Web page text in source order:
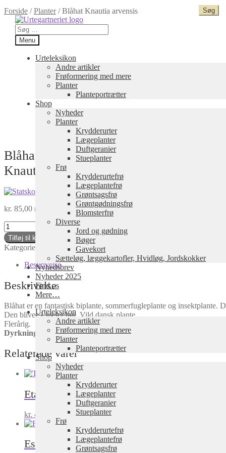
Spring
til
navigation
Spring
til
indhold
Søg
efter:
Menu
Urteleksikon
Andre artikler
Frøformering med mere
Planter
Planteportrætter
Shop
Nyheder
Planter
Krydderurter
Lægeplanter
Duftgeranier
Stueplanter
Frø
Krydderurtefrø
Lægeplantefrø
Grøntsagsfrø
Grøntgødningsfrø
Blomsterfrø
Diverse
Jord og gødning
Bøger
Gavekort
Sætteløg, læggekartofler, Hvidløg, Jordskokker
Nyhedsbrev
Nyheder 2025
Find os
Mere…
Urteleksikon
Andre artikler
Frøformering med mere
Planter
Planteportrætter
Shop
Nyheder
Planter
Krydderurter
Lægeplanter
Duftgeranier
Stueplanter
Frø
Krydderurtefrø
Lægeplantefrø
Grøntsagsfrø
Forside /Planter/Blåhat Knautia arvensis
Blåhat
Knautia arvensis
kr. 85,00 inkl. moms
Blåhat
Knautia
arvensis
antal
Tilføj til kurv
Kategorier: Lægeplanter,Planter
Beskrivelse
Beskrivelse
Blåhat er en fantastisk biplante, sommerfugleplante og insektplante.
Den bliver 1 meter høj. Vild dansk plante.
Flerårig.
Dyrkning:
Sol-halvskygge. Den kan klare sig på mager jord.
Relaterede varer
Etageløg / TopløgAllium cepa var. proliferum
kr. 45,00 inkl. moms Tilføj til kurv
Estragon